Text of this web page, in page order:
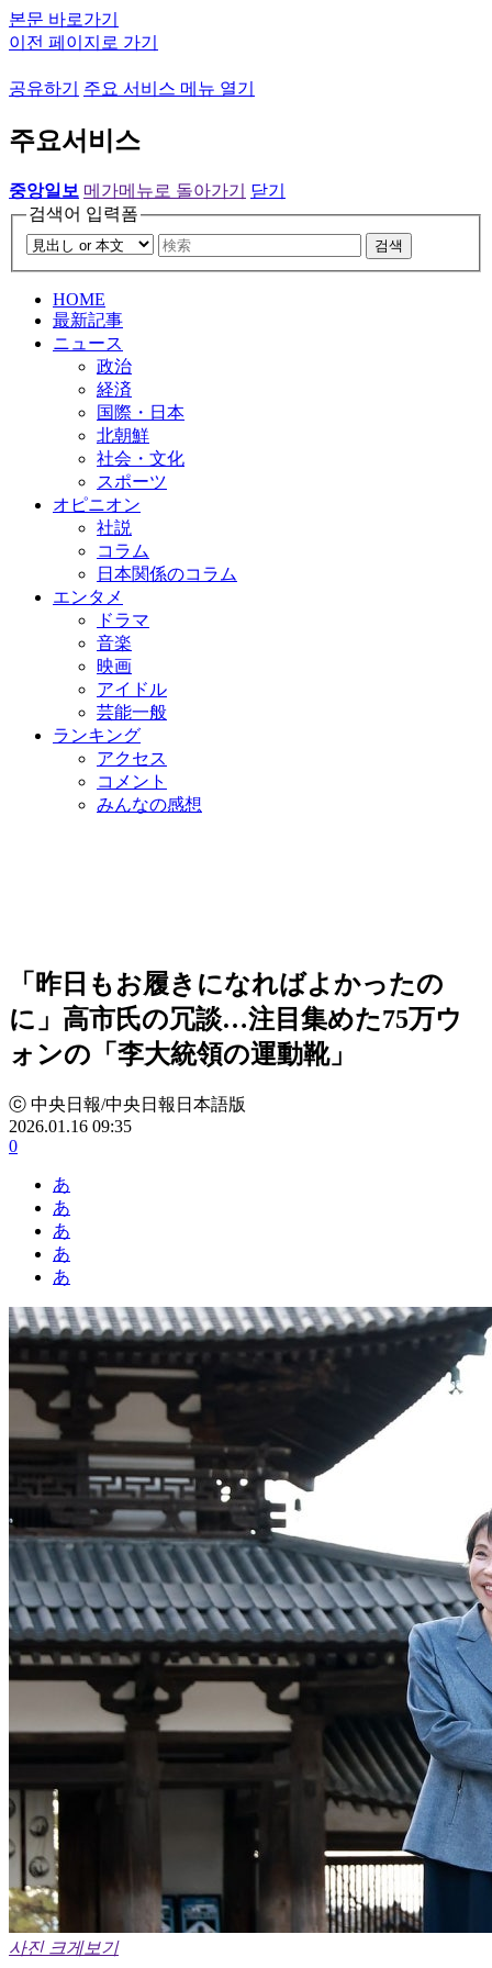
본문 바로가기
이전 페이지로 가기
공유하기 주요 서비스 메뉴 열기
주요서비스
중앙일보 메가메뉴로 돌아가기
닫기
검색어 입력폼
검색
HOME
最新記事
ニュース
政治
経済
国際・日本
北朝鮮
社会・文化
スポーツ
オピニオン
社説
コラム
日本関係のコラム
エンタメ
ドラマ
音楽
映画
アイドル
芸能一般
ランキング
アクセス
コメント
みんなの感想
「昨日もお履きになればよかったの
に」高市氏の冗談…注目集めた75万ウ
ォンの「李大統領の運動靴」
ⓒ 中央日報/中央日報日本語版
2026.01.16 09:35
0
あ
あ
あ
あ
あ
사진 크게보기